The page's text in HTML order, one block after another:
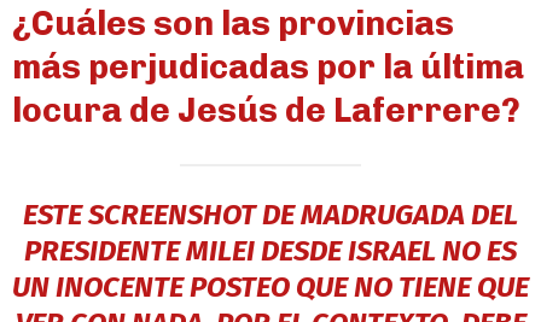
¿Cuáles son las provincias
más perjudicadas por la última
locura de Jesús de Laferrere?
ESTE SCREENSHOT DE MADRUGADA DEL
PRESIDENTE MILEI DESDE ISRAEL NO ES
UN INOCENTE POSTEO QUE NO TIENE QUE